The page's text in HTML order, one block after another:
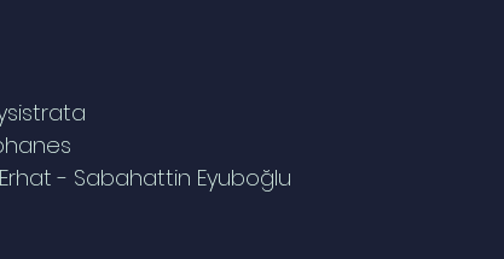
- Sabahattin Eyuboğlu